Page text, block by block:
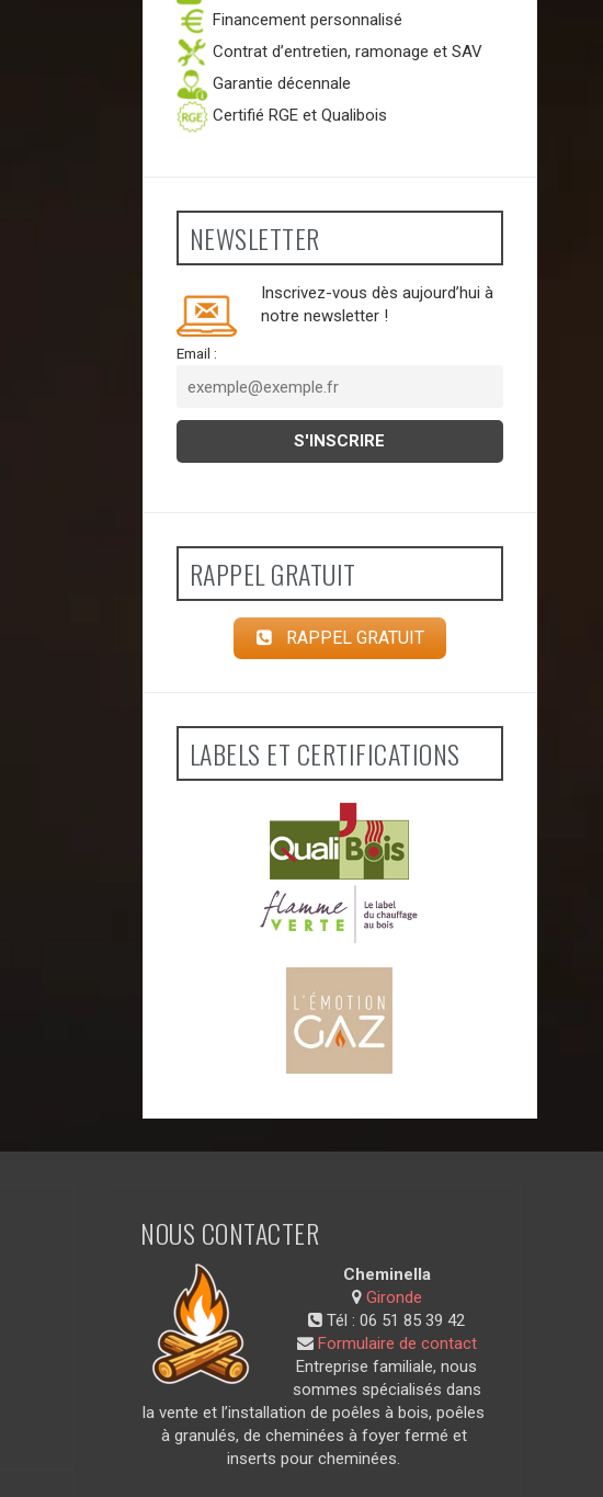
Financement personnalisé
Contrat d’entretien, ramonage et SAV
Garantie décennale
Certifié RGE et Qualibois
NEWSLETTER
Inscrivez-vous dès aujourd’hui à
notre newsletter !
Email :
RAPPEL GRATUIT
RAPPEL GRATUIT
LABELS ET CERTIFICATIONS
NOUS CONTACTER
Cheminella
Gironde
Tél :06 51 85 39 42
Formulaire de contact
Entreprise familiale, nous
sommes spécialisés dans
la vente et l’installation de poêles à bois, poêles
à granulés, de cheminées à foyer fermé et
inserts pour cheminées.